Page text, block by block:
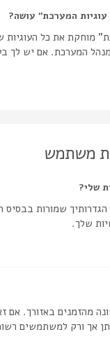
המערכת” עושה?
מוחקת את כל
המערכת. אם יש לך
משתמש
שלי?
שמורות
שלך.
מהזמנים באזורך.
אך ורק למשתמשים